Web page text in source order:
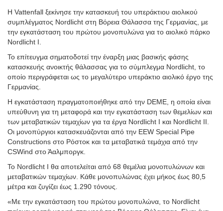
Η Vattenfall ξεκίνησε την κατασκευή του υπεράκτιου αιολικού
συμπλέγματος Nordlicht στη Βόρεια Θάλασσα της Γερμανίας, με
την εγκατάσταση του πρώτου μονοπυλώνα για το αιολικό πάρκο
Nordlicht I.
Το επίτευγμα σηματοδοτεί την έναρξη μιας βασικής φάσης
κατασκευής ανοικτής θάλασσας για το σύμπλεγμα Nordlicht, το
οποίο περιγράφεται ως το μεγαλύτερο υπεράκτιο αιολικό έργο της
Γερμανίας.
Η εγκατάσταση πραγματοποιήθηκε από την DEME, η οποία είναι
υπεύθυνη για τη μεταφορά και την εγκατάσταση των θεμελίων και
των μεταβατικών τεμαχίων για τα έργα Nordlicht I και Nordlicht II.
Οι μονοπύργιοι κατασκευάζονται από την EEW Special Pipe
Constructions στο Ρόστοκ και τα μεταβατικά τεμάχια από την
CSWind στο Άαλμποργκ.
Το Nordlicht I θα αποτελείται από 68 θεμέλια μονοπυλώνων και
μεταβατικών τεμαχίων. Κάθε μονοπυλώνας έχει μήκος έως 80,5
μέτρα και ζυγίζει έως 1.290 τόνους.
«Με την εγκατάσταση του πρώτου μονοπυλώνα, το Nordlicht